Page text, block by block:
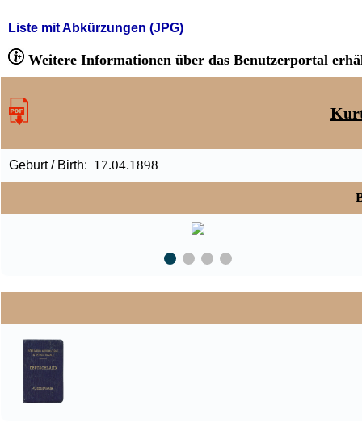
Liste mit Abkürzungen (JPG)
Weitere Informationen über das Benutzerportal
Geburt / Birth: 17.04.1898